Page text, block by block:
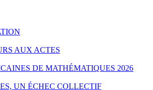
AUX ACTES
DE MATHÉMATIQUES 2026
UN ÉCHEC COLLECTIF